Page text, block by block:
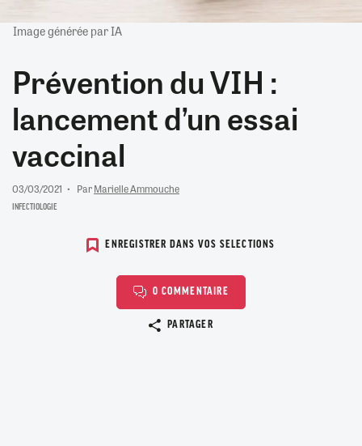
Image générée par IA
Prévention du VIH :
lancement d’un essai
vaccinal
03/03/2021 ParMarielle Ammouche
INFECTIOLOGIE
ENREGISTRER DANS VOS SELECTIONS
0 COMMENTAIRE
PARTAGER